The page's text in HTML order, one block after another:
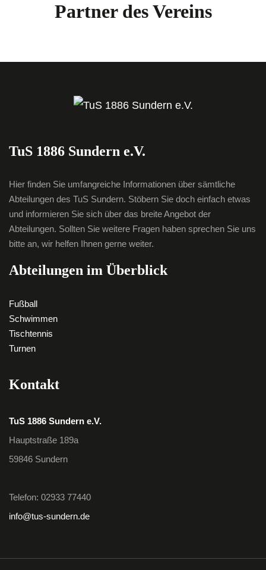
Partner des Vereins
TuS 1886 Sundern e.V.
Hier finden Sie umfangreiche Informationen über sämtliche
Abteilungen des TuS Sundern. Stöbern Sie doch einfach etwas
und informieren Sie sich über das breite Angebot der
Abteilungen. Sollten Sie weitere Fragen haben sprechen Sie uns
bitte an, wir helfen Ihnen gerne weiter.
Abteilungen im Überblick
Fußball
Schwimmen
Tischtennis
Turnen
Kontakt
TuS 1886 Sundern e.V.
Hauptstraße 189a
59846 Sundern
Telefon: 02933 77440
info@tus-sundern.de